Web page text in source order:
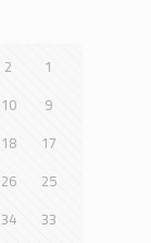
1
2
9
10
17
18
25
26
33
34